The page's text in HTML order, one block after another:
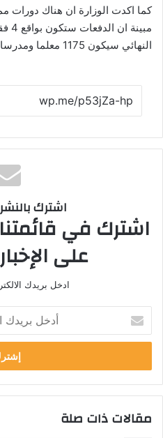
كما اكدت الوزارة ان هناك دورات
النهائي سيكون 1175 معلما ومدرسا وبنفس آلية الاتفاق السابقة .
اشترك
اشترك في
على
ادخل بريدك
خ
ب
ر
د
مقالات ذات صلة